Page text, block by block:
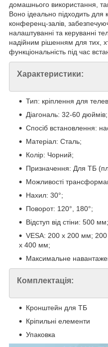
домашнього використання,
Воно ідеально підходить для
конференц-залів,
налаштуванні та керуванні
надійним рішенням для тих,
функціональність під час
Характеристики:
Тип: кріплення для
Діагональ: 32-60 дюймів;
Спосіб встановлення:
Матеріал: Сталь;
Колір: Чорний;
Призначення: Для ТБ
Можливості
Нахил: 30°;
Поворот: 120°, 180°;
Відступ від стіни: 500 мм;
VESA: 200 х 200 мм;
х 400 мм;
Максимальне
Комплектація:
Кронштейн для ТБ
Кріпильні елементи
Упаковка